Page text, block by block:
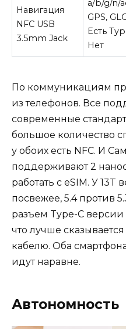
Навигация
NFC USB
3.5mm Jack
a/b/g/n/
GPS,
Есть
Нет
По коммуникациям
из телефонов. Все
современные
большое количество
у обоих есть NFC. И
поддерживают 2
работать с eSIM. У
посвежее, 5.4 против
разъем Type-C версии
что лучше
кабелю. Оба
идут наравне.
Автономность